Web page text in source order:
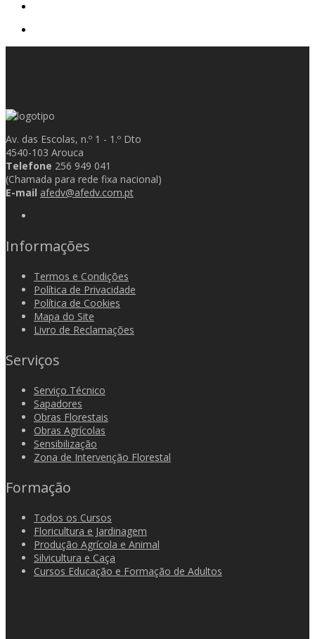
Av. das Escolas, n.º 1 - 1.º Dto
4540-103 Arouca
Telefone 256 949 041
(Chamada para rede fixa nacional)
E-mail afedv@afedv.com.pt
Informações
Termos e Condições
Política de Privacidade
Política de Cookies
Mapa do Site
Livro de Reclamações
Serviços
Serviço Técnico
Sapadores
Obras Florestais
Obras Agrícolas
Sensibilização
Zona de Intervenção Florestal
Formação
Todos os Cursos
Floricultura e Jardinagem
Produção Agrícola e Animal
Silvicultura e Caça
Cursos Educação e Formação de Adultos